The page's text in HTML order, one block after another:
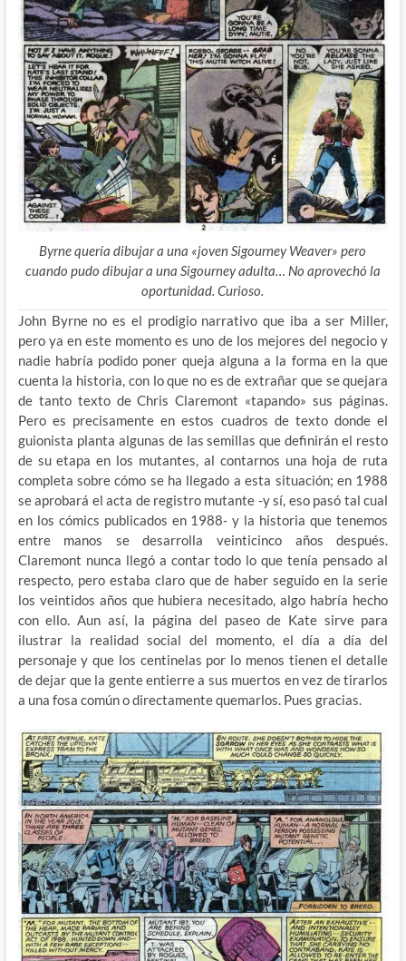
Byrne quería dibujar a una «joven Sigourney Weaver» pero
cuando pudo dibujar a una Sigourney adulta… No aprovechó la
oportunidad. Curioso.
John Byrne no es el prodigio narrativo que iba a ser Miller,
pero ya en este momento es uno de los mejores del negocio y
nadie habría podido poner queja alguna a la forma en la que
cuenta la historia, con lo que no es de extrañar que se quejara
de tanto texto de Chris Claremont «tapando» sus páginas.
Pero es precisamente en estos cuadros de texto donde el
guionista planta algunas de las semillas que definirán el resto
de su etapa en los mutantes, al contarnos una hoja de ruta
completa sobre cómo se ha llegado a esta situación; en 1988
se aprobará el acta de registro mutante -y sí, eso pasó tal cual
en los cómics publicados en 1988- y la historia que tenemos
entre manos se desarrolla veinticinco años después.
Claremont nunca llegó a contar todo lo que tenía pensado al
respecto, pero estaba claro que de haber seguido en la serie
los veintidos años que hubiera necesitado, algo habría hecho
con ello. Aun así, la página del paseo de Kate sirve para
ilustrar la realidad social del momento, el día a día del
personaje y que los centinelas por lo menos tienen el detalle
de dejar que la gente entierre a sus muertos en vez de tirarlos
a una fosa común o directamente quemarlos. Pues gracias.